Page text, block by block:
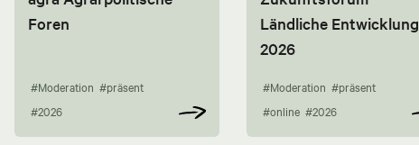
Foren
#Moderation #präsent
#2026
Ländliche Entwicklung
2026
#Moderation #präsent
#online #2026